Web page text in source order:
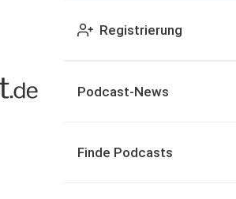
Registrierung
Podcast-News
Finde Podcasts